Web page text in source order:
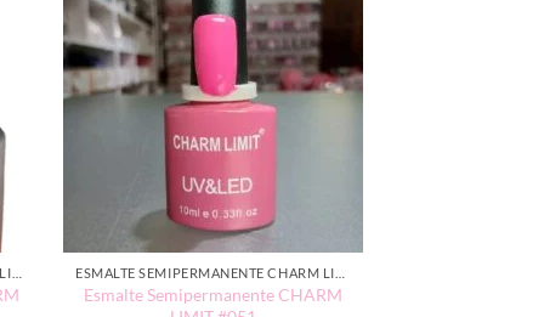
Esmalte Semipermanente CHARM